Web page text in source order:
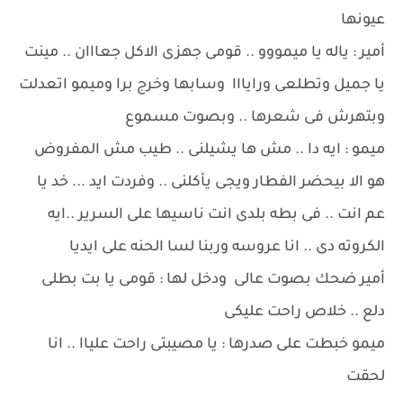
عيونها
أمير : ياله يا ميمووو .. قومى جهزى الاكل جعااان .. مينت
يا جميل وتطلعى ورايااا وسابها وخرج برا وميمو اتعدلت
وبتهرش فى شعرها .. وبصوت مسموع
ميمو : ايه دا .. مش ها يشيلنى .. طيب مش المفروض
هو الا بيحضر الفطار ويجى يأكلنى .. وفردت ايد ... خد يا
عم انت .. فى بطه بلدى انت ناسيها على السرير ..ايه
الكروته دى .. انا عروسه وربنا لسا الحنه على ايديا
أمير ضحك بصوت عالى ودخل لها : قومى يا بت بطلى
دلع .. خلاص راحت عليكى
ميمو خبطت على صدرها : يا مصيبتى راحت علياا .. انا
لحقت